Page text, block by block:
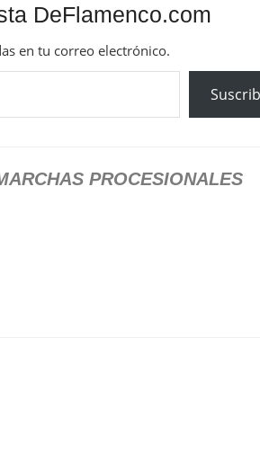
DeFlamenco.com
en tu correo electrónico.
PROCESIONALES